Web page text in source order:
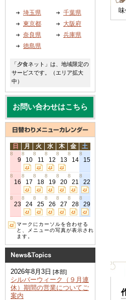
埼玉県
千葉県
東京都
大阪府
奈良県
兵庫県
徳島県
「夕食ネット」は、地域限定の
サービスです。（エリア拡大
中）
お問い合わせはこちら
日 月 火 水 木 金 土
8
9
8
10
8
11
8
12
8
13
8
14
8
15
8
16
8
17
8
18
8
19
8
20
8
21
8
22
8
23
8
24
8
25
8
26
8
27
8
28
8
29
マークにカーソルを合わせる
と、メニューの写真が表示され
ます。
2026年8月3日 [本部]
シルバーウィーク（９月連
休）期間の営業についてご
案内